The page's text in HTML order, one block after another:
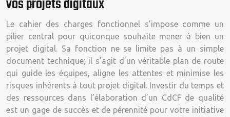
Le cahier des charges fonctionnel s’impose comme un
pilier central pour quiconque souhaite mener à bien un
projet digital. Sa fonction ne se limite pas à un simple
document technique; il s’agit d’un véritable plan de route
qui guide les équipes, aligne les attentes et minimise les
risques inhérents à tout projet digital. Investir du temps et
des ressources dans l’élaboration d’un CdCF de qualité
est un gage de succès et de pérennité pour votre initiative